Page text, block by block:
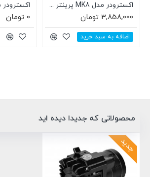
اکسترودر مدل MK8 پرینتر سه بعدی (فیلامنت 1.75mm، هیتر، ترمیستور)
3,858,000 تومان
اضافه به سبد خرید
0 تومان
محصولاتی که جدیدا دیده اید
جدید